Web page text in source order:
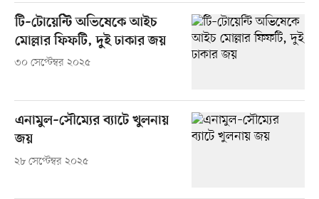
টি–টোয়েন্টি অভিষেকে আইচ
মোল্লার ফিফটি, দুই ঢাকার জয়
৩০ সেপ্টেম্বর ২০২৫
এনামুল–সৌম্যের ব্যাটে খুলনায়
জয়
২৮ সেপ্টেম্বর ২০২৫